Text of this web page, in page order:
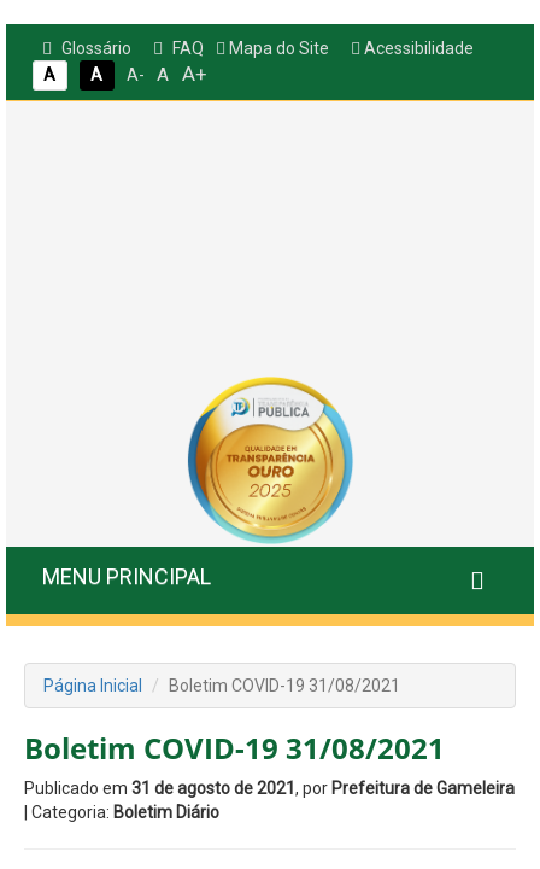
Glossário FAQ Mapa do Site
Acessibilidade
A
A A- A A+
MENU PRINCIPAL
Página Inicial Boletim COVID-19 31/08/2021
Boletim COVID-19 31/08/2021
Publicado em 31 de agosto de 2021 , por Prefeitura de Gameleira
| Categoria: Boletim Diário